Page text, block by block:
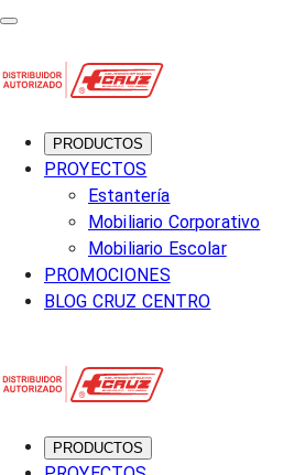
PRODUCTOS
PROYECTOS
Estantería
Mobiliario Corporativo
Mobiliario Escolar
PROMOCIONES
BLOG CRUZ CENTRO
PRODUCTOS